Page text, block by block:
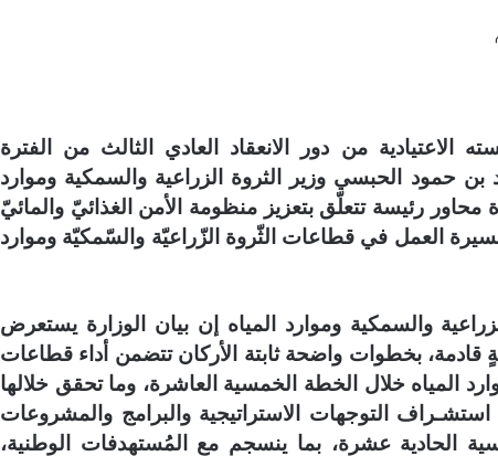
من دور الانعقاد العادي الثالث من الفترة
بن حمود الحبسي وزير الثروة الزراعية والسمكية وموارد
محاور رئيسة تتعلّق بتعزيز منظومة الأمن الغذائيّ والمائيّ
العمل في قطاعات الثّروة الزّراعيّة والسّمكيّة وموارد
والسمكية وموارد المياه إن بيان الوزارة يستعرض
بخطوات واضحة ثابتة الأركان تتضمن أداء قطاعات
المياه خلال الخطة الخمسية العاشرة، وما تحقق خلالها
التوجهات الاستراتيجية والبرامج والمشروعات
الحادية عشرة، بما ينسجم مع المُستهدفات الوطنية،